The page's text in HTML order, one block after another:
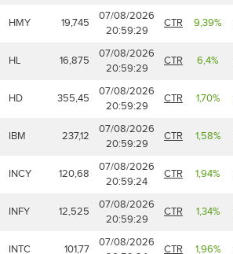
HMY 19,745
07/08/2026
20:59:29
CTR 9,39%
HL 16,875
07/08/2026
20:59:29
CTR 6,4%
HD 355,45
07/08/2026
20:59:29
CTR 1,70%
IBM 237,12
07/08/2026
20:59:29
CTR 1,58%
INCY 120,68
07/08/2026
20:59:24
CTR 1,94%
INFY 12,525
07/08/2026
20:59:29
CTR 1,34%
INTC 101,77
07/08/2026
CTR 1,96%